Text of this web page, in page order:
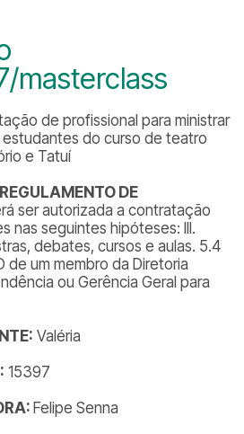
masterclass
de profissional para ministrar
estudantes do curso de teatro
e Tatuí
DE
ser autorizada a contratação
nas seguintes hipóteses: III.
debates, cursos e aulas. 5.4
de um membro da Diretoria
ou Gerência Geral para
Valéria
15397
Felipe Senna